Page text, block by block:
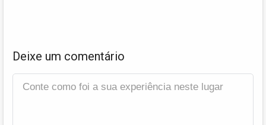
Deixe um comentário